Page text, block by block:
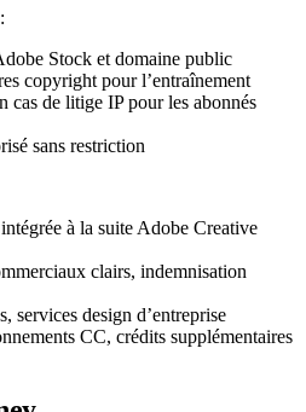
Stock et domaine public
copyright pour l’entraînement
cas de litige IP pour les abonnés
sans restriction
à la suite Adobe Creative
clairs, indemnisation
services design d’entreprise
CC, crédits supplémentaires